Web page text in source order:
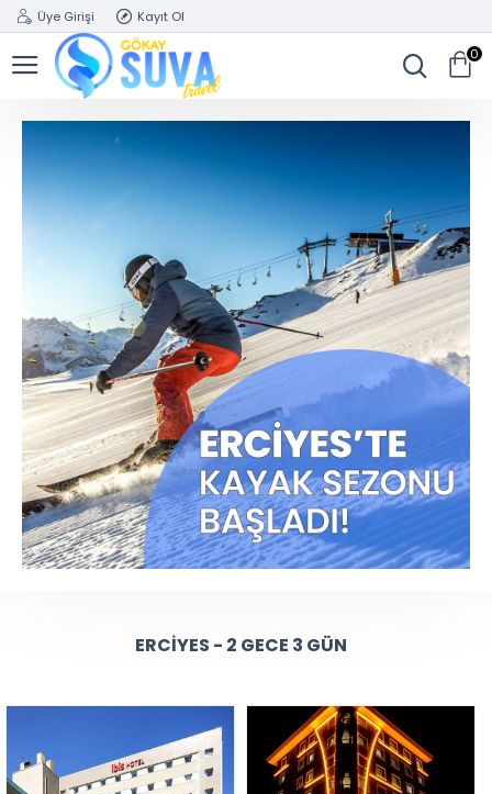
Üye Girişi Kayıt Ol
0
ERCIYES - 2 GECE 3 GÜN